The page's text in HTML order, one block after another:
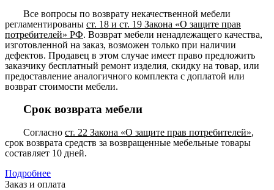
Все вопросы по возврату некачественной мебели
регламентированы ст. 18 и ст. 19 Закона «О защите прав
потребителей» РФ. Возврат мебели ненадлежащего качества,
изготовленной на заказ, возможен только при наличии
дефектов. Продавец в этом случае имеет право предложить
заказчику бесплатный ремонт изделия, скидку на товар, или
предоставление аналогичного комплекта с доплатой или
возврат стоимости мебели.
Срок возврата мебели
Согласно ст. 22 Закона «О защите прав потребителей»,
срок возврата средств за возвращенные мебельные товары
составляет 10 дней.
Подробнее
Заказ и оплата